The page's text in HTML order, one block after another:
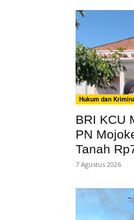
Hukum dan
BRI KCU
PN
Tanah
7 Agustus 2026